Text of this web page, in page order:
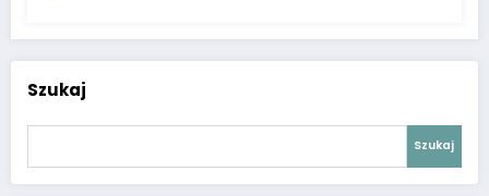
Szukaj
Szukaj